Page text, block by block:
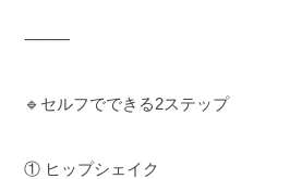
⸻
🔹セルフでできる2ステップ
① ヒップシェイク